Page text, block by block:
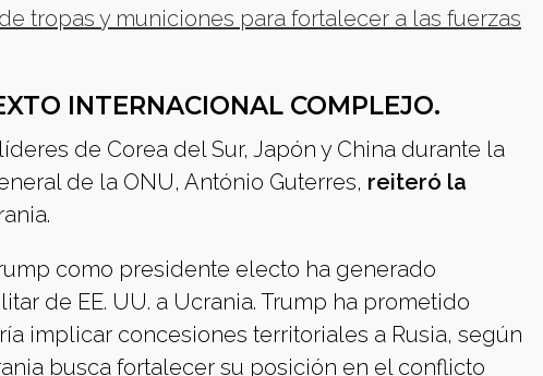
tropas y municiones para fortalecer a las fuerzas
INTERNACIONAL COMPLEJO.
de Corea del Sur, Japón y China durante la
de la ONU, António Guterres, reiteró la
como presidente electo ha generado
de EE. UU. a Ucrania. Trump ha prometido
implicar concesiones territoriales a Rusia, según
busca fortalecer su posición en el conflicto